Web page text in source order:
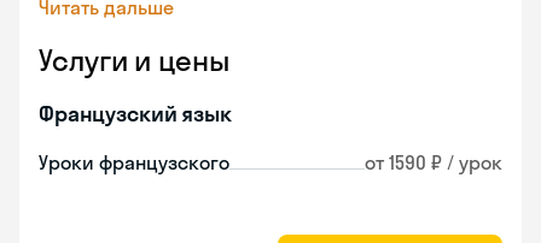
Читать дальше
Услуги и цены
Французский язык
Уроки французского от 1590 ₽ / урок